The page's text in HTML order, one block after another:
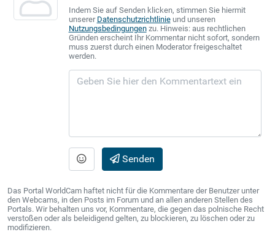
Indem Sie auf Senden klicken, stimmen Sie hiermit
unserer Datenschutzrichtlinieund unseren
Nutzungsbedingungenzu. Hinweis: aus rechtlichen
Gründen erscheint Ihr Kommentar nicht sofort, sondern
muss zuerst durch einen Moderator freigeschaltet
werden.
Senden
Das Portal WorldCam haftet nicht für die Kommentare der Benutzer unter
den Webcams, in den Posts im Forum und an allen anderen Stellen des
Portals. Wir behalten uns vor, Kommentare, die gegen das polnische Recht
verstoßen oder als beleidigend gelten, zu blockieren, zu löschen oder zu
modifizieren.